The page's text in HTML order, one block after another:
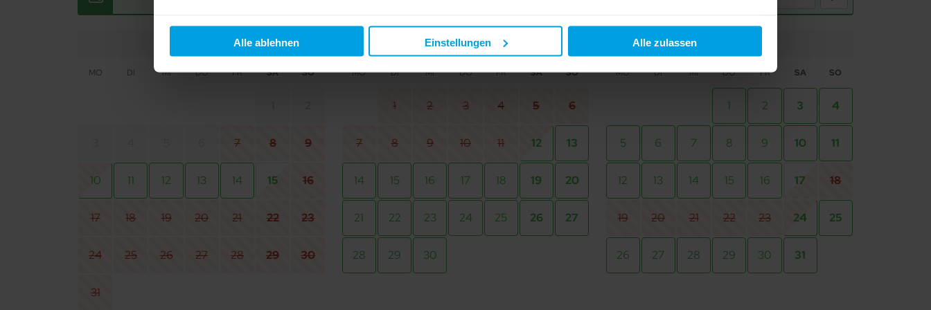
Alle ablehnen Einstellungen Alle zulassen
MO DI MI DO FR SA SO
7 8 9
10 11 12 13 14 15 16
17 18 19 20 21 22 23
24 25 26 27 28 29 30
31
Sept 2026
MO DI MI DO FR SA SO
1 2 3 4 5 6
7 8 9 10 11 12 13
14 15 16 17 18 19 20
21 22 23 24 25 26 27
28 29 30
MO DI MI DO FR SA SO
1 2 3 4
5 6 7 8 9 10 11
12 13 14 15 16 17 18
19 20 21 22 23 24 25
26 27 28 29 30 31